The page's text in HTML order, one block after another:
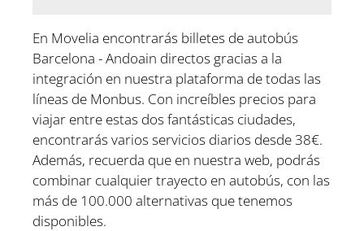
En Movelia encontrarás billetes de autobús
Barcelona - Andoain directos gracias a la
integración en nuestra plataforma de todas las
líneas de Monbus. Con increíbles precios para
viajar entre estas dos fantásticas ciudades,
encontrarás varios servicios diarios desde 38€.
Además, recuerda que en nuestra web, podrás
combinar cualquier trayecto en autobús, con las
más de 100.000 alternativas que tenemos
disponibles.